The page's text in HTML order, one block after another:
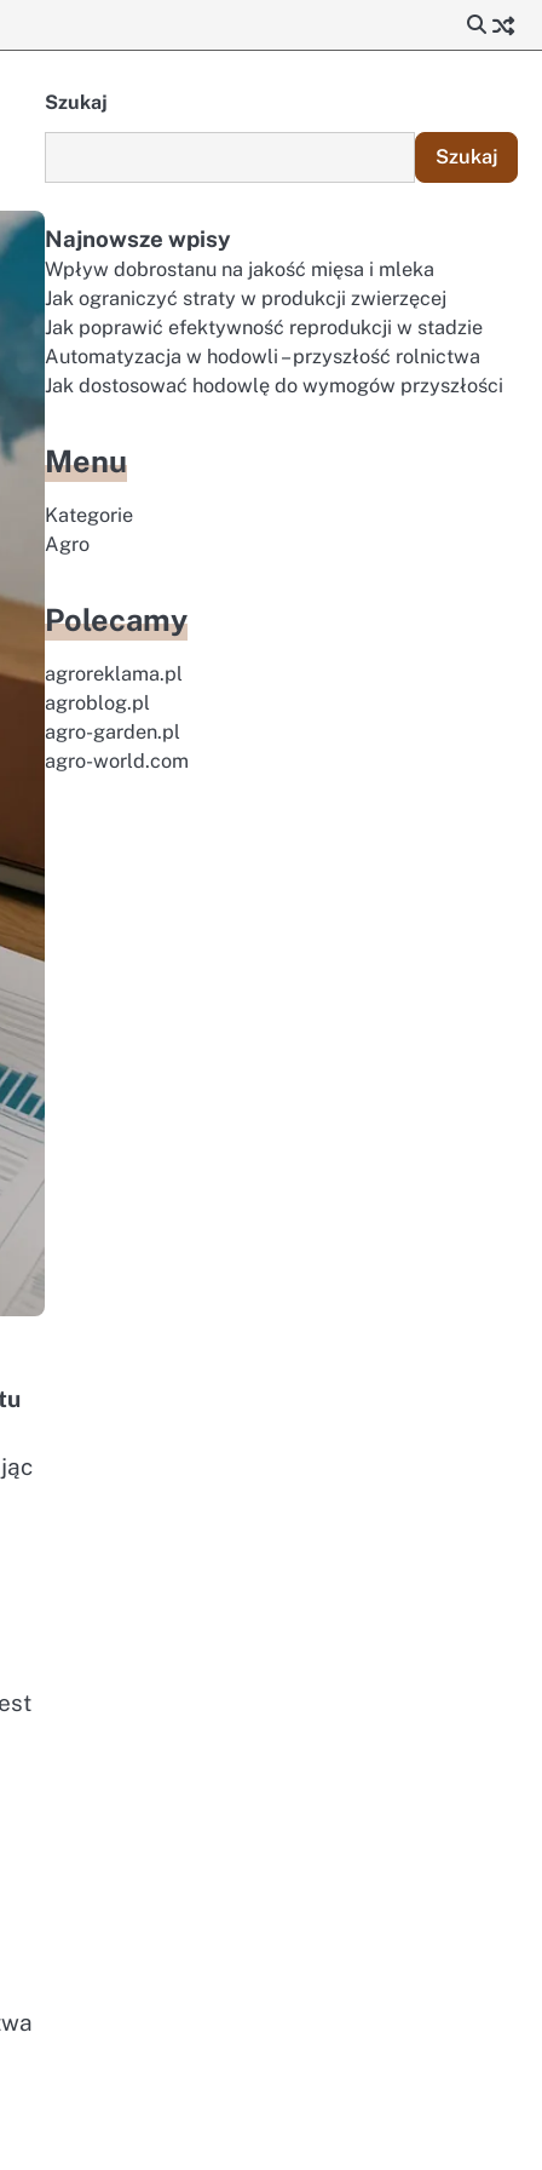
Szukaj
Szukaj
Najnowsze wpisy
Wpływ dobrostanu na jakość mięsa i mleka
Jak ograniczyć straty w produkcji zwierzęcej
Jak poprawić efektywność reprodukcji w stadzie
Automatyzacja w hodowli – przyszłość rolnictwa
Jak dostosować hodowlę do wymogów przyszłości
Menu
Kategorie
Agro
Polecamy
agroreklama.pl
agroblog.pl
agro-garden.pl
agro-world.com